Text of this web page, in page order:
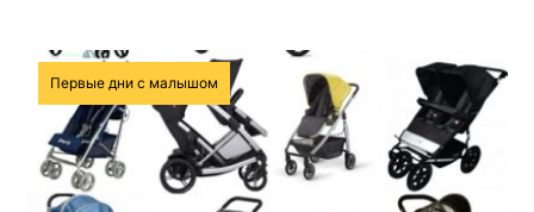
Первые дни с малышом